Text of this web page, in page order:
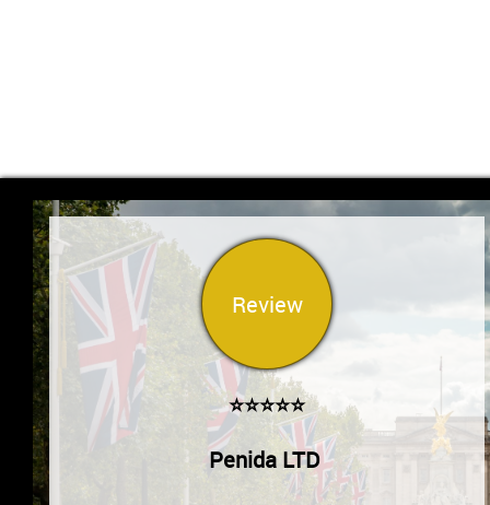
Review
⭐⭐⭐⭐⭐
Penida LTD